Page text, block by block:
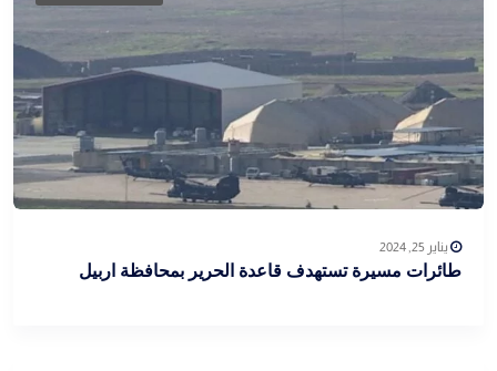
يناير 25, 2024
طائرات مسيرة تستهدف قاعدة الحرير بمحافظة اربيل